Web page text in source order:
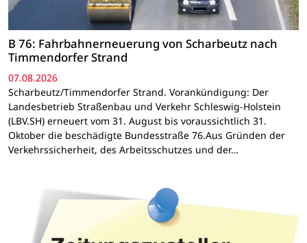
B 76: Fahrbahnerneuerung von Scharbeutz nach
Timmendorfer Strand
07.08.2026
Scharbeutz/Timmendorfer Strand. Vorankündigung: Der
Landesbetrieb Straßenbau und Verkehr Schleswig-Holstein
(LBV.SH) erneuert vom 31. August bis voraussichtlich 31.
Oktober die beschädigte Bundesstraße 76.Aus Gründen der
Verkehrssicherheit, des Arbeitsschutzes und der…